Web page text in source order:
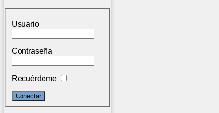
Usuario
Contraseña
Recuérdeme